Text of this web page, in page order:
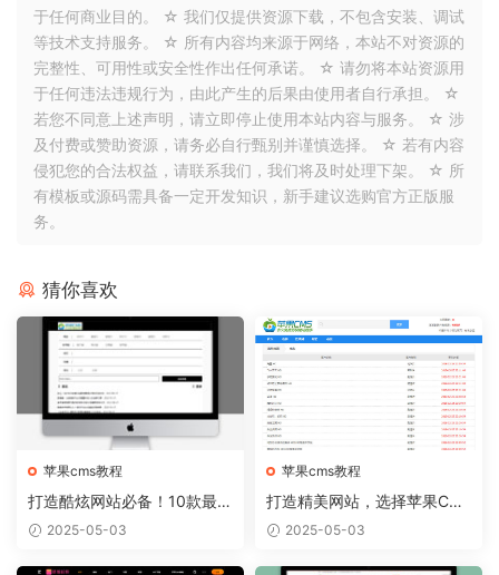
于任何商业目的。 ☆ 我们仅提供资源下载，不包含安装、调试
等技术支持服务。 ☆ 所有内容均来源于网络，本站不对资源的
完整性、可用性或安全性作出任何承诺。 ☆ 请勿将本站资源用
于任何违法违规行为，由此产生的后果由使用者自行承担。 ☆
若您不同意上述声明，请立即停止使用本站内容与服务。 ☆ 涉
及付费或赞助资源，请务必自行甄别并谨慎选择。 ☆ 若有内容
侵犯您的合法权益，请联系我们，我们将及时处理下架。 ☆ 所
有模板或源码需具备一定开发知识，新手建议选购官方正版服
务。
猜你喜欢
苹果cms教程
打造酷炫网站必备！10款最热
门的苹果CMS模板推荐
2025-05-03
苹果cms教程
打造精美网站，选择苹果CM
S模板从容实现
2025-05-03